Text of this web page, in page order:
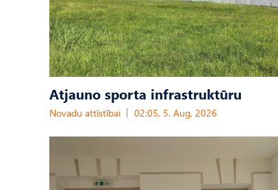
Atjauno sporta infrastruktūru
Novadu attīstībai 02:05, 5. Aug, 2026